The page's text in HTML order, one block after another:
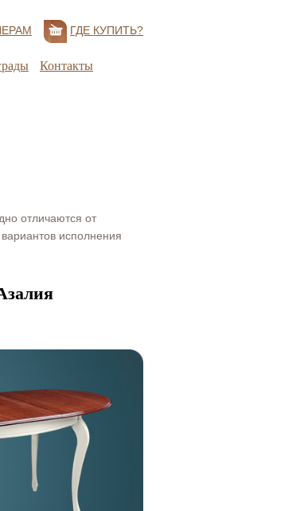
ГДЕ КУПИТЬ?
Контакты
отличаются от
исполнения